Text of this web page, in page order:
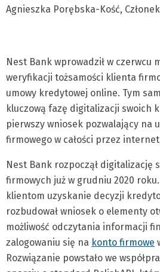
Agnieszka Porębska-Kość,
Nest Bank wprowadził w czerwcu
weryfikacji tożsamości klienta
umowy kredytowej online. Tym
kluczową fazę digitalizacji swoich
pierwszy wniosek pozwalający na
firmowego w całości przez
Nest Bank rozpoczął digitalizację
firmowych już w grudniu 2020
klientom uzyskanie decyzji
rozbudował wniosek o elementy
możliwość odczytania informacji
zalogowaniu się na konto firmowe
Rozwiązanie powstało we